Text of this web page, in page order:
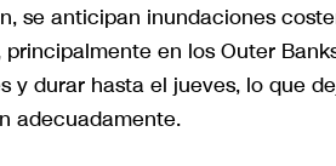
se anticipan inundaciones
en los Outer
y durar hasta el jueves, lo que
adecuadamente.